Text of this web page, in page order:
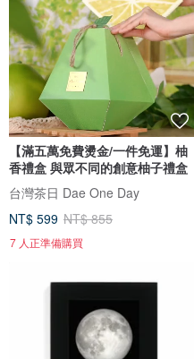
【滿五萬免費燙金/一件免運】柚
香禮盒 與眾不同的創意柚子禮盒
台灣茶日 Dae One Day
NT$ 599 NT$ 855
7 人正準備購買